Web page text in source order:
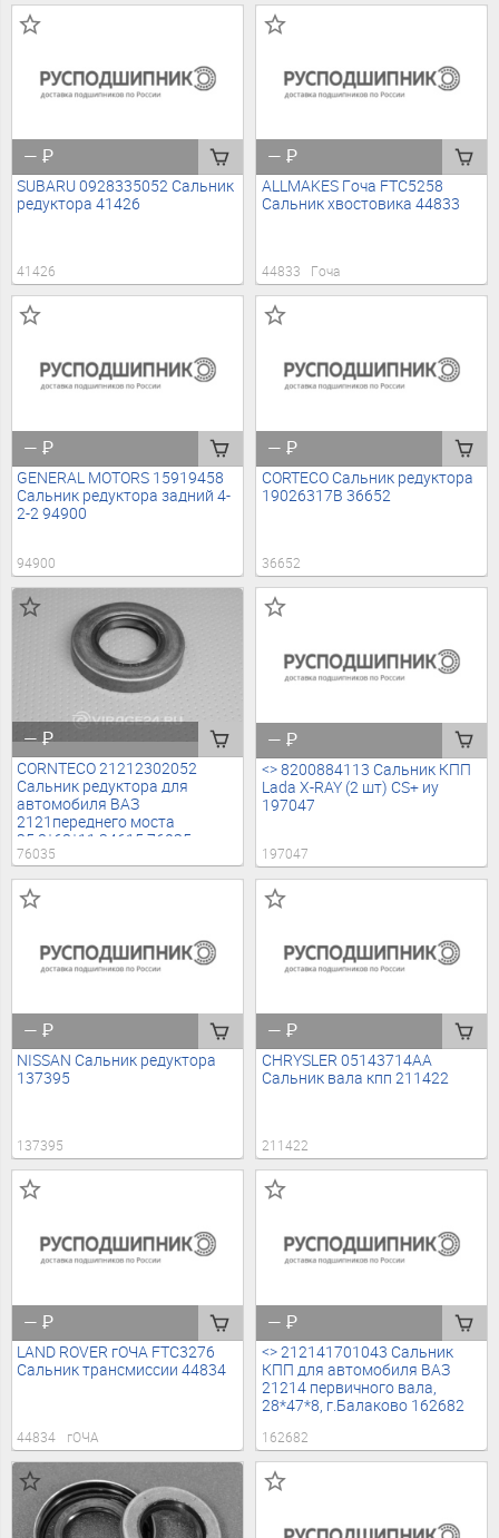
—₽
SUBARU 0928335052 Сальник
редуктора 41426
41426
—₽
ALLMAKES Гоча FTC5258
Сальник хвостовика 44833
44833 Гоча
—₽
GENERAL MOTORS 15919458
Сальник редуктора задний 4-
2-2 94900
94900
—₽
CORTECO Сальник редуктора
19026317B 36652
36652
—₽
CORNTECO 21212302052
Сальник редуктора для
автомобиля ВАЗ
2121переднего моста
35,8*68*11 34615 76035
76035
—₽
<> 8200884113 Сальник КПП
Lada X-RAY (2 шт) CS+ иу
197047
197047
—₽
NISSAN Сальник редуктора
137395
137395
—₽
CHRYSLER 05143714AA
Сальник вала кпп 211422
211422
—₽
LAND ROVER гОЧА FTC3276
Сальник трансмиссии 44834
44834 гОЧА
—₽
<> 212141701043 Сальник
КПП для автомобиля ВАЗ
21214 первичного вала,
28*47*8, г.Балаково 162682
162682